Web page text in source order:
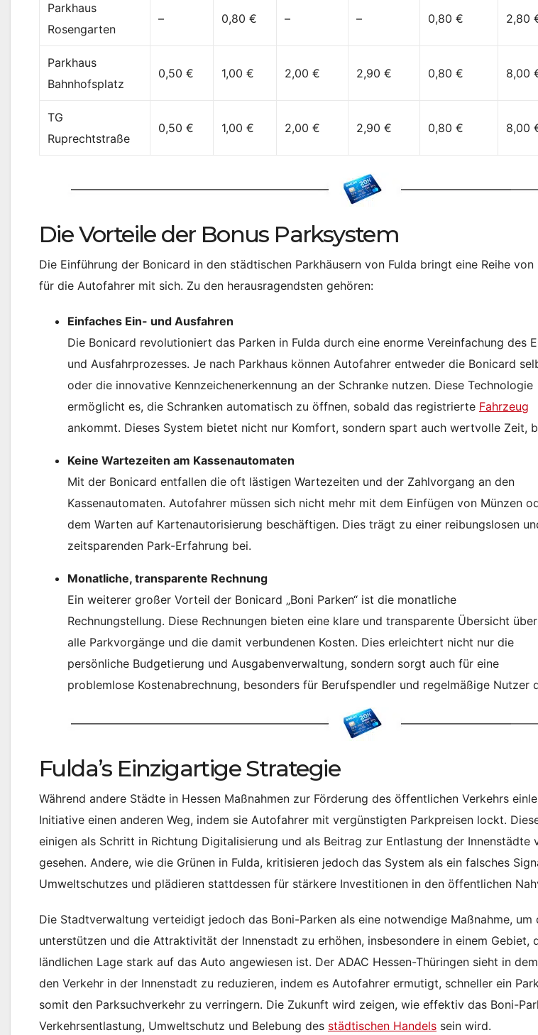
Parkhaus
Rosengarten
– 0,80 € – – 0,80 € 2,80
Parkhaus
Bahnhofsplatz
0,50 € 1,00 € 2,00 € 2,90 € 0,80 € 8,00
TG
Ruprechtstraße
0,50 € 1,00 € 2,00 € 2,90 € 0,80 € 8,00
Die Vorteile der Bonus Parksystem
Die Einführung der Bonicard in den städtischen Parkhäusern von Fulda bringt eine Reihe
für die Autofahrer mit sich. Zu den herausragendsten gehören:
Einfaches Ein- und Ausfahren
Die Bonicard revolutioniert das Parken in Fulda durch eine enorme Vereinfachung des
und Ausfahrprozesses. Je nach Parkhaus können Autofahrer entweder die Bonicard
oder die innovative Kennzeichenerkennung an der Schranke nutzen. Diese Technologie
ermöglicht es, die Schranken automatisch zu öffnen, sobald das registrierte Fahrzeug
ankommt. Dieses System bietet nicht nur Komfort, sondern spart auch wertvolle Zeit,
Keine Wartezeiten am Kassenautomaten
Mit der Bonicard entfallen die oft lästigen Wartezeiten und der Zahlvorgang an den
Kassenautomaten. Autofahrer müssen sich nicht mehr mit dem Einfügen von Münzen
dem Warten auf Kartenautorisierung beschäftigen. Dies trägt zu einer reibungslosen
zeitsparenden Park-Erfahrung bei.
Monatliche, transparente Rechnung
Ein weiterer großer Vorteil der Bonicard „Boni Parken“ ist die monatliche
Rechnungstellung. Diese Rechnungen bieten eine klare und transparente Übersicht über
alle Parkvorgänge und die damit verbundenen Kosten. Dies erleichtert nicht nur die
persönliche Budgetierung und Ausgabenverwaltung, sondern sorgt auch für eine
problemlose Kostenabrechnung, besonders für Berufspendler und regelmäßige Nutzer
Fulda’s Einzigartige Strategie
Während andere Städte in Hessen Maßnahmen zur Förderung des öffentlichen Verkehrs
Initiative einen anderen Weg, indem sie Autofahrer mit vergünstigten Parkpreisen lockt.
einigen als Schritt in Richtung Digitalisierung und als Beitrag zur Entlastung der Innenstädte
gesehen. Andere, wie die Grünen in Fulda, kritisieren jedoch das System als ein falsches
Umweltschutzes und plädieren stattdessen für stärkere Investitionen in den öffentlichen
Die Stadtverwaltung verteidigt jedoch das Boni-Parken als eine notwendige Maßnahme, um
unterstützen und die Attraktivität der Innenstadt zu erhöhen, insbesondere in einem Gebiet,
ländlichen Lage stark auf das Auto angewiesen ist. Der ADAC Hessen-Thüringen sieht in
den Verkehr in der Innenstadt zu reduzieren, indem es Autofahrer ermutigt, schneller ein
somit den Parksuchverkehr zu verringern. Die Zukunft wird zeigen, wie effektiv das Boni-
Verkehrsentlastung, Umweltschutz und Belebung des städtischen Handels sein wird.